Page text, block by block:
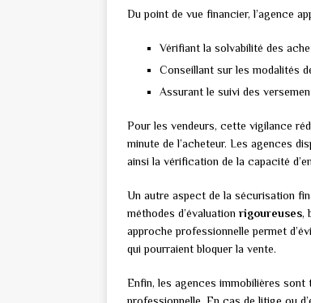
Du point de vue financier, l’agence
Vérifiant la solvabilité des
Conseillant sur les modalités
Assurant le suivi des
Pour les vendeurs, cette vigilance
minute de l’acheteur. Les agences
ainsi la vérification de la capacité
Un autre aspect de la sécurisation
méthodes d’évaluation rigoureuses,
approche professionnelle permet
qui pourraient bloquer la vente.
Enfin, les agences immobilières sont